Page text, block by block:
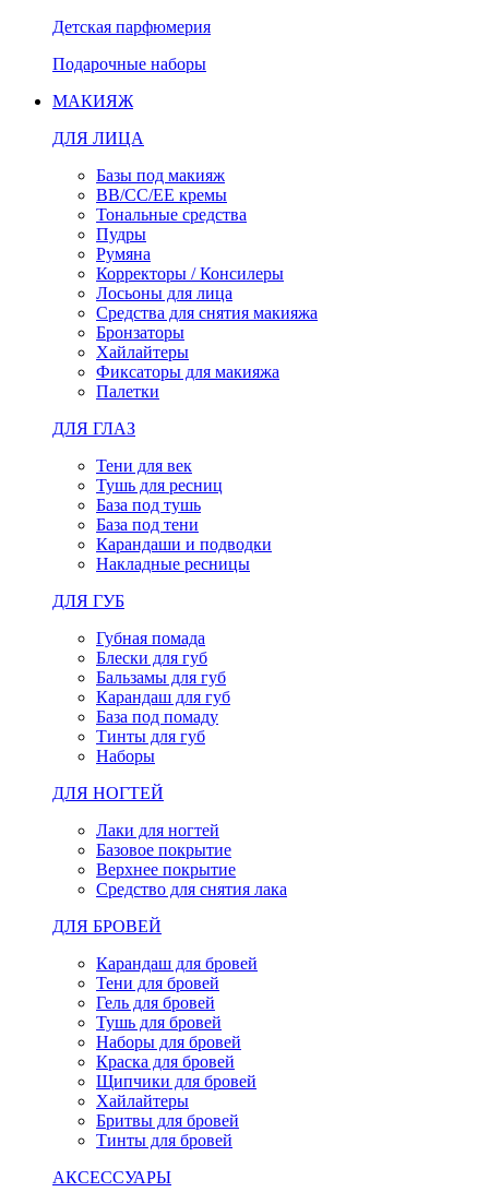
Детская парфюмерия
Подарочные наборы
МАКИЯЖ
ДЛЯ ЛИЦА
Базы под макияж
BB/CC/EE кремы
Тональные средства
Пудры
Румяна
Корректоры / Консилеры
Лосьоны для лица
Средства для снятия макияжа
Бронзаторы
Хайлайтеры
Фиксаторы для макияжа
Палетки
ДЛЯ ГЛАЗ
Тени для век
Тушь для ресниц
База под тушь
База под тени
Карандаши и подводки
Накладные ресницы
ДЛЯ ГУБ
Губная помада
Блески для губ
Бальзамы для губ
Карандаш для губ
База под помаду
Тинты для губ
Наборы
ДЛЯ НОГТЕЙ
Лаки для ногтей
Базовое покрытие
Верхнее покрытие
Средство для снятия лака
ДЛЯ БРОВЕЙ
Карандаш для бровей
Тени для бровей
Гель для бровей
Тушь для бровей
Наборы для бровей
Краска для бровей
Щипчики для бровей
Хайлайтеры
Бритвы для бровей
Тинты для бровей
АКСЕССУАРЫ